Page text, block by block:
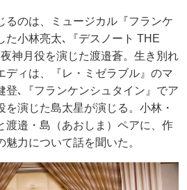
るのは、ミュージカル『フランケ
た小林亮太､『デスノート THE
神月役を演じた渡邉蒼。生き別れ
ディは、『レ・ミゼラブル』のマ
登､『フランケンシュタイン』でア
を演じた島太星が演じる。小林・
渡邉・島（あおしま）ペアに、作
力について話を聞いた。